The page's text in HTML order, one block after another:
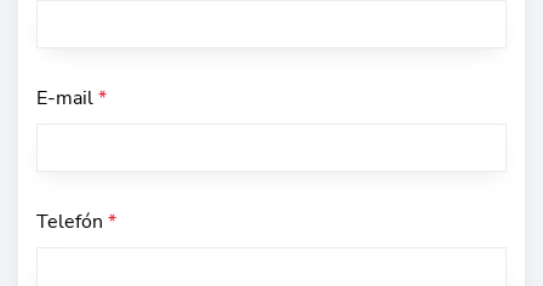
E-mail*
Telefón *